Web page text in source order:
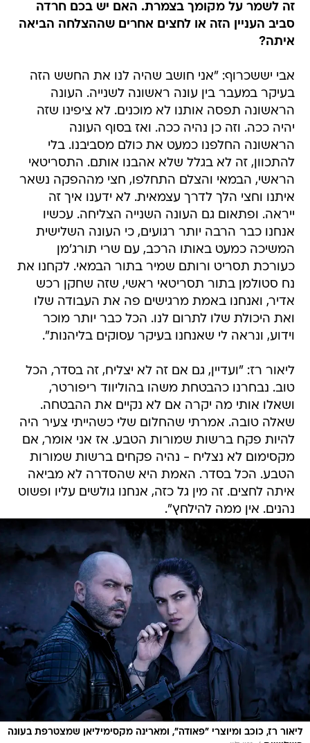
זה לשמר על מקומך בצמרת. האם יש בכם חרדה
סביב העניין הזה או לחצים אחרים שההצלחה הביאה
איתה?
אבי יששכרוף: "אני חושב שהיה לנו את החשש הזה
בעיקר במעבר בין עונה ראשונה לשנייה. העונה
הראשונה תפסה אותנו לא מוכנים. לא ציפינו שזה
יהיה ככה. וזה כן נהיה ככה. ואז בסוף העונה
הראשונה החלפנו כמעט את כולם מסביבנו. בלי
להתכוון, זה לא בגלל שלא אהבנו אותם. התסריטאי
הראשי, הבמאי והצלם התחלפו, חצי מההפקה נשאר
איתנו וחצי הלך לדרך עצמאית. לא ידענו איך זה
ייראה. ופתאום גם העונה השנייה הצליחה. עכשיו
אנחנו כבר הרבה יותר רגועים, כי העונה השלישית
המשיכה כמעט באותו הרכב, עם שרי תורג'מן
כעורכת תסריט ורותם שמיר בתור הבמאי. לקחנו את
נח סטולמן בתור תסריטאי ראשי, שזה שחקן רכש
אדיר, ואנחנו באמת מרגישים פה את העבודה שלו
ואת היכולת שלו לתרום לנו. הכל כבר יותר מוכר
וידוע, ונראה לי שאנחנו בעיקר עסוקים בליהנות".
ליאור רז: "ועדיין, גם אם זה לא יצליח, זה בסדר, הכל
טוב. נבחרנו כהבטחת משהו בהוליווד ריפורטר,
ושאלו אותי מה יקרה אם לא נקיים את ההבטחה.
שאלה טובה. אמרתי שהחלום שלי כשהייתי צעיר היה
להיות פקח ברשות שמורות הטבע. אז אני אומר, אם
מקסימום לא נצליח - נהיה פקחים ברשות שמורות
הטבע. הכל בסדר. האמת היא שהסדרה לא מביאה
איתה לחצים. זה מין גל כזה, אנחנו גולשים עליו ופשוט
נהנים. אין ממה להילחץ".
ליאור רז, כוכב ומיוצרי "פאודה", ומארינה מקסימיליאן שמצטרפת בעונה